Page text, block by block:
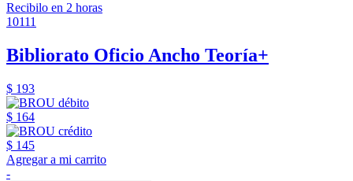
Recibilo en 2 horas
10111
Bibliorato Oficio Ancho Teoría+
$ 193
$ 164
$ 145
Agregar a mi carrito
-